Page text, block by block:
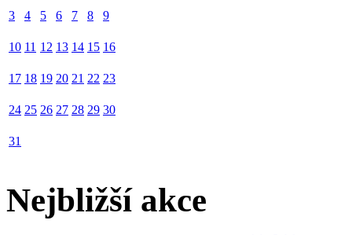
3 4 5 6 7 8 9
10 11 12 13 14 15 16
17 18 19 20 21 22 23
24 25 26 27 28 29 30
31
Nejbližší akce